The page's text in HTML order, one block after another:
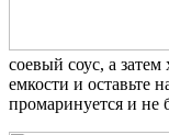
соевый соус, а
емкости и оставьте
промаринуется и не